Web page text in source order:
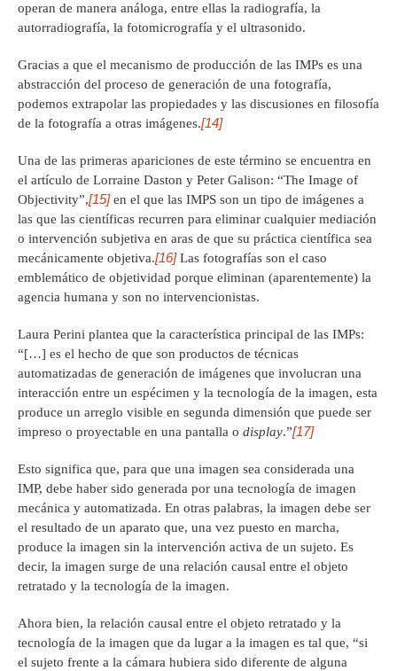
operan de manera análoga, entre ellas la radiografía, la
autorradiografía, la fotomicrografía y el ultrasonido.
Gracias a que el mecanismo de producción de las IMPs es una
abstracción del proceso de generación de una fotografía,
podemos extrapolar las propiedades y las discusiones en filosofía
de la fotografía a otras imágenes.[14]
Una de las primeras apariciones de este término se encuentra en
el artículo de Lorraine Daston y Peter Galison: “The Image of
Objectivity”,[15]en el que las IMPS son un tipo de imágenes a
las que las científicas recurren para eliminar cualquier mediación
o intervención subjetiva en aras de que su práctica científica sea
mecánicamente objetiva.[16]Las fotografías son el caso
emblemático de objetividad porque eliminan (aparentemente) la
agencia humana y son no intervencionistas.
Laura Perini plantea que la característica principal de las IMPs:
“[…] es el hecho de que son productos de técnicas
automatizadas de generación de imágenes que involucran una
interacción entre un espécimen y la tecnología de la imagen, esta
produce un arreglo visible en segunda dimensión que puede ser
impreso o proyectable en una pantalla o display.”[17]
Esto significa que, para que una imagen sea considerada una
IMP, debe haber sido generada por una tecnología de imagen
mecánica y automatizada. En otras palabras, la imagen debe ser
el resultado de un aparato que, una vez puesto en marcha,
produce la imagen sin la intervención activa de un sujeto. Es
decir, la imagen surge de una relación causal entre el objeto
retratado y la tecnología de la imagen.
Ahora bien, la relación causal entre el objeto retratado y la
tecnología de la imagen que da lugar a la imagen es tal que, “si
el sujeto frente a la cámara hubiera sido diferente de alguna